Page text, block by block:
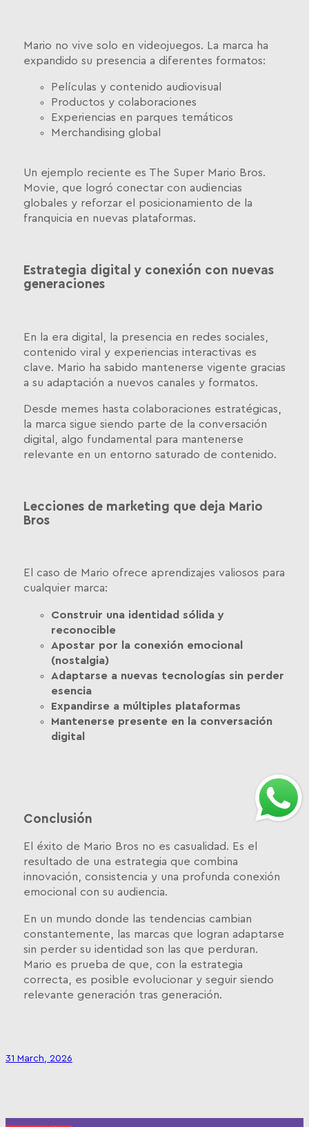
Mario no vive solo en videojuegos. La marca ha
expandido su presencia a diferentes formatos:
Películas y contenido audiovisual
Productos y colaboraciones
Experiencias en parques temáticos
Merchandising global
Un ejemplo reciente es The Super Mario Bros.
Movie, que logró conectar con audiencias
globales y reforzar el posicionamiento de la
franquicia en nuevas plataformas.
Estrategia digital y conexión con nuevas
generaciones
En la era digital, la presencia en redes sociales,
contenido viral y experiencias interactivas es
clave. Mario ha sabido mantenerse vigente gracias
a su adaptación a nuevos canales y formatos.
Desde memes hasta colaboraciones estratégicas,
la marca sigue siendo parte de la conversación
digital, algo fundamental para mantenerse
relevante en un entorno saturado de contenido.
Lecciones de marketing que deja Mario
Bros
El caso de Mario ofrece aprendizajes valiosos para
cualquier marca:
Construir una identidad sólida y
reconocible
Apostar por la conexión emocional
(nostalgia)
Adaptarse a nuevas tecnologías sin perder
esencia
Expandirse a múltiples plataformas
Mantenerse presente en la conversación
digital
Conclusión
El éxito de Mario Bros no es casualidad. Es el
resultado de una estrategia que combina
innovación, consistencia y una profunda conexión
emocional con su audiencia.
En un mundo donde las tendencias cambian
constantemente, las marcas que logran adaptarse
sin perder su identidad son las que perduran.
Mario es prueba de que, con la estrategia
correcta, es posible evolucionar y seguir siendo
relevante generación tras generación.
31 March, 2026